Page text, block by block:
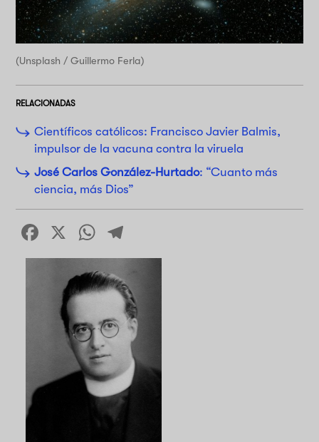
(Unsplash / Guillermo Ferla)
RELACIONADAS
Científicos católicos: Francisco Javier Balmis,
impulsor de la vacuna contra la viruela
José Carlos González-Hurtado: “Cuanto más
ciencia, más Dios”
Facebook
X WhatsApp